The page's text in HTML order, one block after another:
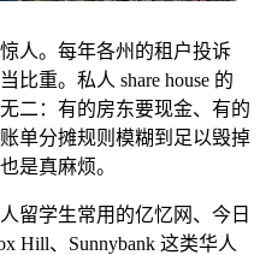
人。每年各州的租户投诉
比重。私人 share house 的
二：有的房东要现金、有的
单分摊规则模糊到足以毁掉
是真麻烦。
留学生常用的亿忆网、今日
Hill、Sunnybank 这类华人